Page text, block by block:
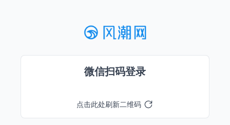
微信扫码登录
点击此处刷新二维码